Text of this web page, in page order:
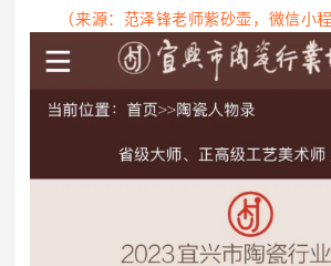
（来源：范泽锋老师紫砂壶，微信小